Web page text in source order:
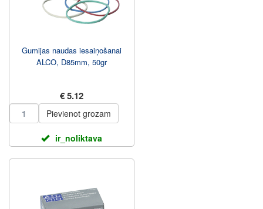
Gumijas naudas iesaiņošanai
ALCO, D85mm, 50gr
€ 5.12
Pievienot grozam
ir_noliktava